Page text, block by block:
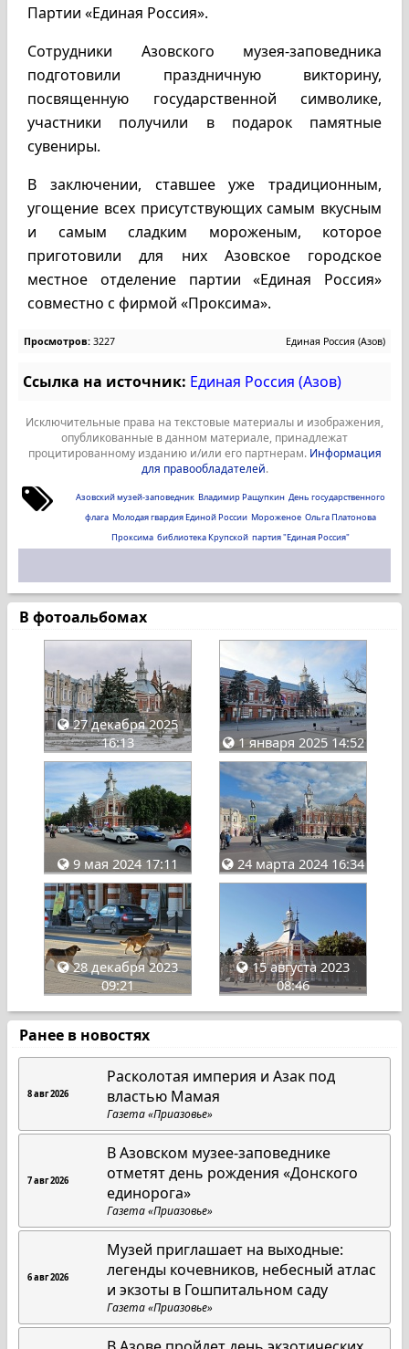
Партии «Единая Россия».
Сотрудники Азовского музея-заповедника
подготовили праздничную викторину,
посвященную государственной символике,
участники получили в подарок памятные
сувениры.
В заключении, ставшее уже традиционным,
угощение всех присутствующих самым вкусным
и самым сладким мороженым, которое
приготовили для них Азовское городское
местное отделение партии «Единая Россия»
совместно с фирмой «Проксима».
Просмотров: 3227 Единая Россия (Азов)
Ссылка на источник: Единая Россия (Азов)
Исключительные права на текстовые материалы и изображения,
опубликованные в данном материале, принадлежат
процитированному изданию и/или его партнерам. Информация
для правообладателей.
Азовский музей-заповедник Владимир Ращупкин День государственного
флага Молодая гвардия Единой России Мороженое Ольга Платонова
Проксима библиотека Крупской партия "Единая Россия"
В фотоальбомах
27 декабря 2025
16:13
1 января 2025 14:52
9 мая 2024 17:11 24 марта 2024 16:34
28 декабря 2023
09:21
15 августа 2023
08:46
Ранее в новостях
8 авг 2026
Расколотая империя и Азак под
властью Мамая
Газета «Приазовье»
7 авг 2026
В Азовском музее-заповеднике
отметят день рождения «Донского
единорога»
Газета «Приазовье»
6 авг 2026
Музей приглашает на выходные:
легенды кочевников, небесный атлас
и экзоты в Гошпитальном саду
Газета «Приазовье»